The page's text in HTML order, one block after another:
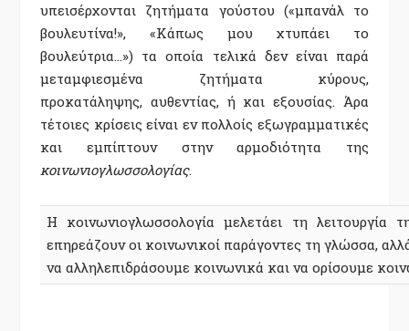
υπεισέρχονται ζητήματα γούστου («μπανάλ το
βουλευτίνα!», «Κάπως μου χτυπάει το
βουλεύτρια…») τα οποία τελικά δεν είναι παρά
μεταμφιεσμένα ζητήματα κύρους,
προκατάληψης, αυθεντίας, ή και εξουσίας. Άρα
τέτοιες κρίσεις είναι εν πολλοίς εξωγραμματικές
και εμπίπτουν στην αρμοδιότητα της
κοινωνιογλωσσολογίας.
Η κοινωνιογλωσσολογία μελετάει τη
επηρεάζουν οι κοινωνικοί παράγοντες τη γλώσσα,
να αλληλεπιδράσουμε κοινωνικά και να ορίσουμε